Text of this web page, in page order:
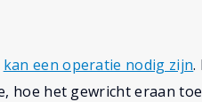
kan een operatie nodig zijn.
het gewricht eraan